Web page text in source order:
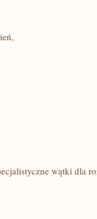
wątki dla